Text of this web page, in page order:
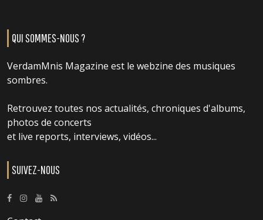
QUI SOMMES-NOUS ?
VerdamMnis Magazine est le webzine des musiques
sombres.
Retrouvez toutes nos actualités, chroniques d'albums,
photos de concerts
et live reports, interviews, vidéos...
SUIVEZ-NOUS